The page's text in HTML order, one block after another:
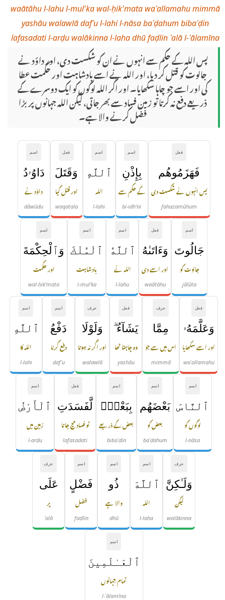
waātāhu l-lahu l-mul'ka wal-ḥik'mata waʿallamahu mimmā
yashāu walawlā dafʿu l-lahi l-nāsa baʿḍahum bibaʿḍin
lafasadati l-arḍu walākinna l-laha dhū faḍlin ʿalā l-ʿālamīna
پس اللہ کے حکم سے انہوں نے ان کو شکست دی، اور داؤد نے
جالوت کو قتل کر دیا، اور اللہ نے اسے بادشاہت اور حکمت عطا
کی اور اسے جو چاہا سکھایا۔ اور اگر اللہ لوگوں کو ایک دوسرے کے
ذریعے دفع نہ کرتا تو زمین فساد سے بھر جاتی، لیکن اللہ جہانوں پر بڑا
فضل کرنے والا ہے۔
فعل
فَهَزَمُوهُم
پس انہوں نے شکست دی
fahazamūhum
اسم
بِإِذْنِ
کے حکم سے
bi-idh'ni
اسم
ٱللَّهِ
اللہ
l-lahi
فعل
وَقَتَلَ
اور قتل کیا
waqatala
اسم
دَاوُۥدُ
داؤد نے
dāwūdu
اسم
جَالُوتَ
جالوت کو
jālūta
فعل
وَءَاتَىٰهُ
اور اسے دی
waātāhu
اسم
ٱللَّهُ
اللہ نے
l-lahu
اسم
ٱلْمُلْكَ
بادشاہت
l-mul'ka
اسم
وَٱلْحِكْمَةَ
اور حکمت
wal-ḥik'mata
فعل
وَعَلَّمَهُۥ
اور اسے سکھایا
waʿallamahu
حرف
مِمَّا
اس میں سے جو
mimmā
فعل
يَشَآءُ ۗ
وہ چاہتا تھا
yashāu
حرف
وَلَوْلَا
اور اگر نہ ہوتا
walawlā
اسم
دَفْعُ
دفع کرنا
dafʿu
اسم
ٱللَّهِ
اللہ کا
l-lahi
اسم
ٱلنَّاسَ
لوگوں کو
l-nāsa
اسم
بَعْضَهُم
بعض کو
baʿḍahum
اسم
بِبَعْضٍۢ
بعض کے ذریعے
bibaʿḍin
فعل
لَّفَسَدَتِ
تو فساد مچ جاتا
lafasadati
اسم
ٱلْأَرْضُ
زمین میں
l-arḍu
حرف
وَلَـٰكِنَّ
لیکن
walākinna
اسم
ٱللَّهَ
اللہ
l-laha
اسم
ذُو
والا ہے
dhū
اسم
فَضْلٍ
فضل
faḍlin
حرف
عَلَى
پر
ʿalā
اسم
ٱلْعَـٰلَمِينَ
تمام جہانوں
l-ʿālamīna